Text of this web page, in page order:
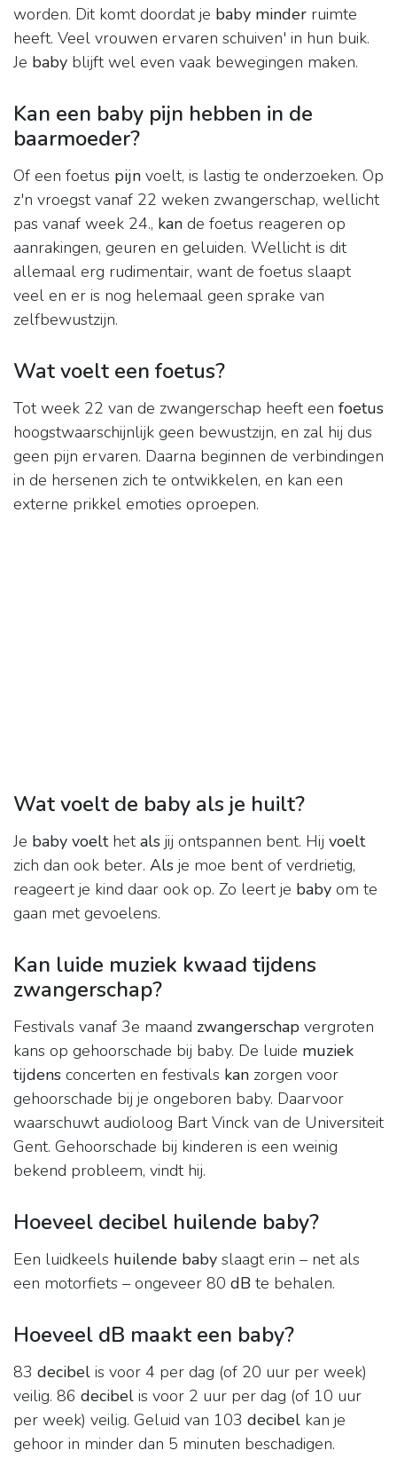
worden. Dit komt doordat je baby minder ruimte
heeft. Veel vrouwen ervaren schuiven' in hun buik.
Je baby blijft wel even vaak bewegingen maken.
Kan een baby pijn hebben in de
baarmoeder?
Of een foetus pijn voelt, is lastig te onderzoeken. Op
z'n vroegst vanaf 22 weken zwangerschap, wellicht
pas vanaf week 24., kan de foetus reageren op
aanrakingen, geuren en geluiden. Wellicht is dit
allemaal erg rudimentair, want de foetus slaapt
veel en er is nog helemaal geen sprake van
zelfbewustzijn.
Wat voelt een foetus?
Tot week 22 van de zwangerschap heeft een foetus
hoogstwaarschijnlijk geen bewustzijn, en zal hij dus
geen pijn ervaren. Daarna beginnen de verbindingen
in de hersenen zich te ontwikkelen, en kan een
externe prikkel emoties oproepen.
Wat voelt de baby als je huilt?
Je baby voelthetals jij ontspannen bent. Hij voelt
zich dan ook beter. Als je moe bent of verdrietig,
reageert je kind daar ook op. Zo leert je baby om te
gaan met gevoelens.
Kan luide muziek kwaad tijdens
zwangerschap?
Festivals vanaf 3e maand zwangerschap vergroten
kans op gehoorschade bij baby. De luide muziek
tijdens concerten en festivals kan zorgen voor
gehoorschade bij je ongeboren baby. Daarvoor
waarschuwt audioloog Bart Vinck van de Universiteit
Gent. Gehoorschade bij kinderen is een weinig
bekend probleem, vindt hij.
Hoeveel decibel huilende baby?
Een luidkeels huilende baby slaagt erin – net als
een motorfiets – ongeveer 80 dB te behalen.
Hoeveel dB maakt een baby?
83 decibel is voor 4 per dag (of 20 uur per week)
veilig. 86 decibel is voor 2 uur per dag (of 10 uur
per week) veilig. Geluid van 103 decibel kan je
gehoor in minder dan 5 minuten beschadigen.